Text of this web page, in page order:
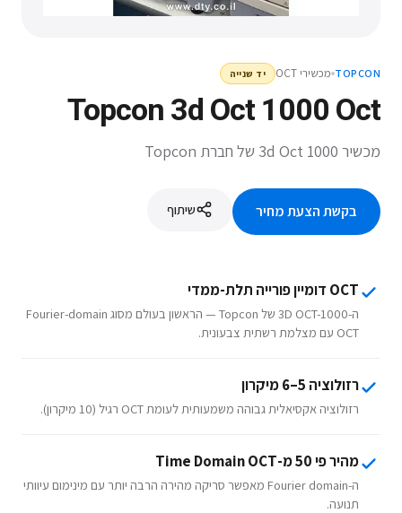
TOPCON מכשירי OCT יד שנייה
Topcon 3d Oct 1000 Oct
מכשיר 3d Oct 1000 של חברת Topcon
בקשת הצעת מחיר שיתוף
OCT דומיין פורייה תלת-ממדי
ה-3D OCT-1000 של Topcon — הראשון בעולם מסוג Fourier-domain
OCT עם מצלמת רשתית צבעונית.
רזולוציה 5–6 מיקרון
רזולוציה אקסיאלית גבוהה משמעותית לעומת OCT רגיל (10 מיקרון).
מהיר פי 50 מ-Time Domain OCT
ה-Fourier domain מאפשר סריקה מהירה הרבה יותר עם מינימום עיוותי
תנועה.